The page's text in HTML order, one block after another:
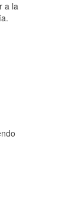
a la